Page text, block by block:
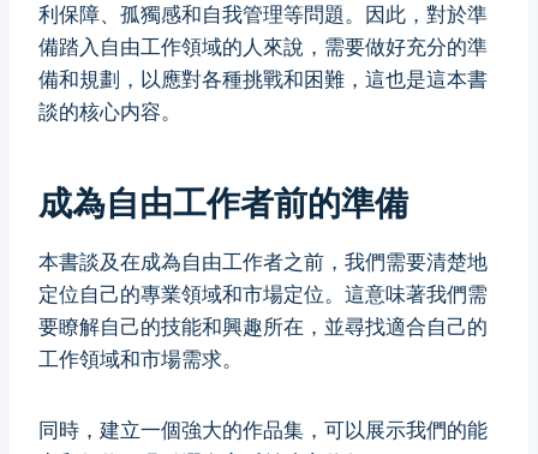
利保障、孤獨感和自我管理等問題。因此，對於準
備踏入自由工作領域的人來說，需要做好充分的準
備和規劃，以應對各種挑戰和困難，這也是這本書
談的核心内容。
成為自由工作者前的準備
本書談及在成為自由工作者之前，我們需要清楚地
定位自己的專業領域和市場定位。這意味著我們需
要瞭解自己的技能和興趣所在，並尋找適合自己的
工作領域和市場需求。
同時，建立一個強大的作品集，可以展示我們的能